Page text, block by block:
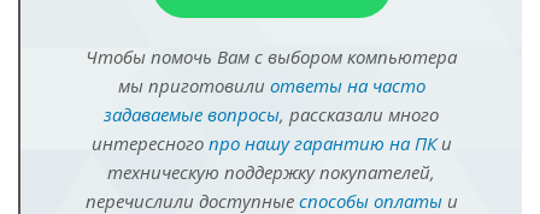
Чтобы помочь Вам с выбором компьютера
мы приготовили ответы на часто
задаваемые вопросы, рассказали много
интересного про нашу гарантию на ПКи
техническую поддержку покупателей,
перечислили доступные способы оплатыи